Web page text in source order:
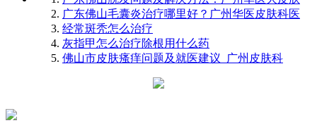
广东佛山毛囊炎治疗哪里好？广州华医皮肤科医
经常斑秃怎么治疗
灰指甲怎么治疗除根用什么药
佛山市皮肤瘙痒问题及就医建议_广州皮肤科